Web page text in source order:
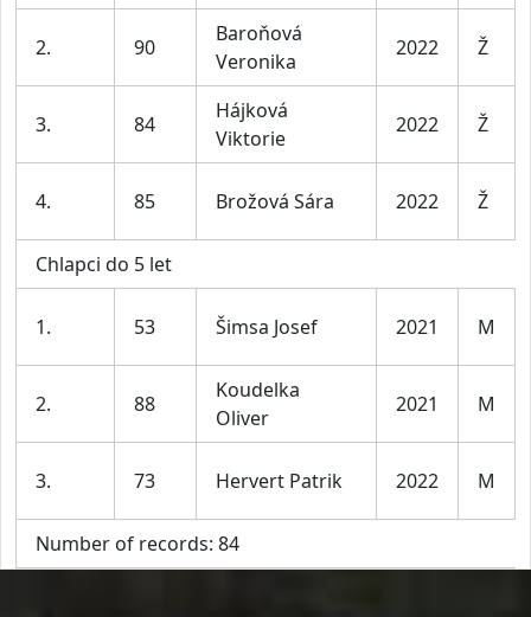
2. 90
Baroňová
Veronika
2022 Ž
3. 84
Hájková
Viktorie
2022 Ž
4. 85 Brožová Sára 2022 Ž
Chlapci do 5 let
1. 53 Šimsa Josef 2021 M
2. 88
Koudelka
Oliver
2021 M
3. 73 Hervert Patrik 2022 M
Number of records: 84